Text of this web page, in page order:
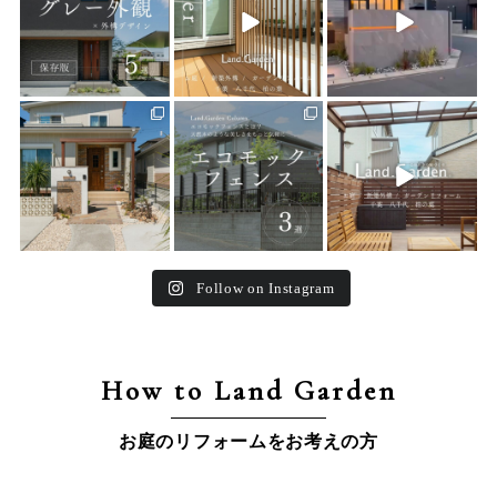
land_garden
25 0
land_garden
15 0
land_garden
32 0
Follow on Instagram
How to Land Garden
お庭のリフォームをお考えの方